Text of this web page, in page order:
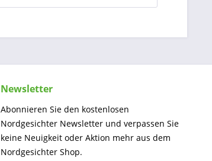
Newsletter
Abonnieren Sie den kostenlosen
Nordgesichter Newsletter und verpassen Sie
keine Neuigkeit oder Aktion mehr aus dem
Nordgesichter Shop.